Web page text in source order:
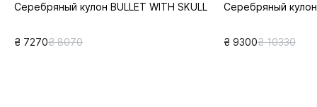
Серебряный кулон BULLET WITH SKULL
₴ 7270₴ 8070
Серебряный
₴ 9300₴ 10330